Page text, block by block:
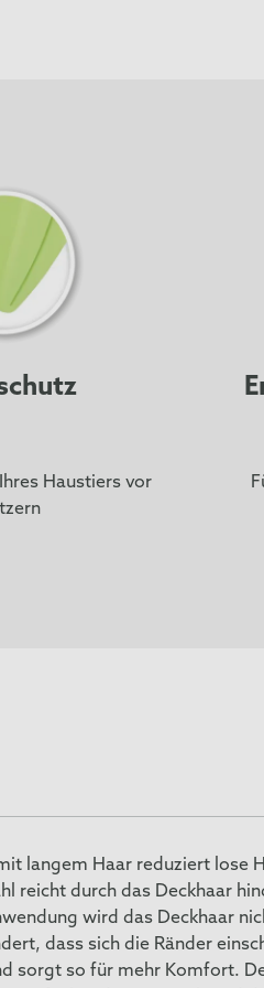
Haustiers vor
langem Haar reduziert lose
reicht durch das Deckhaar
wird das Deckhaar
dass sich die Ränder
sorgt so für mehr Komfort.